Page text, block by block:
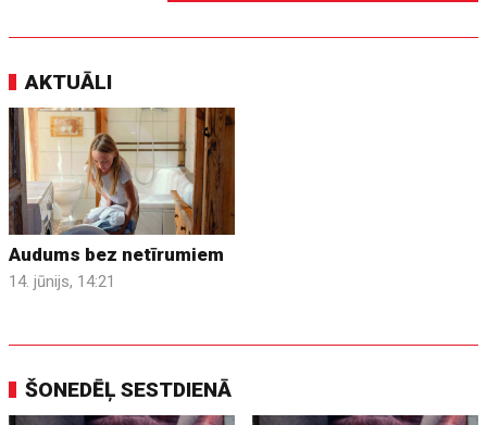
AKTUĀLI
Audums bez netīrumiem
14. jūnijs, 14:21
ŠONEDĒĻ SESTDIENĀ